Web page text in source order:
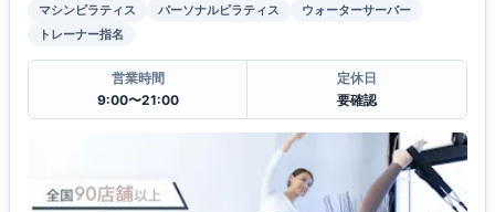
マシンピラティス パーソナルピラティス
ウォーターサーバー
トレーナー指名
営業時間
9:00〜21:00
定休日
要確認